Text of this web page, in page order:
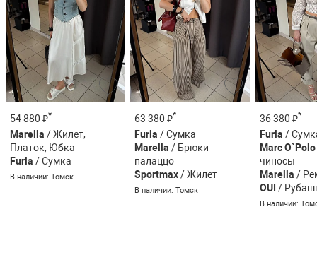
54 880 ₽*
Marella / Жилет,
Платок, Юбка
Furla / Сумка
В наличии: Томск
63 380 ₽*
Furla / Сумка
Marella / Брюки-
палаццо
Sportmax/ Жилет
В наличии: Томск
36 380 ₽*
Furla /
Marc O`Polo
чиносы
Marella /
OUI /
В наличии: